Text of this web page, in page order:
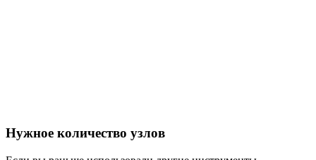
Нужное количество узлов